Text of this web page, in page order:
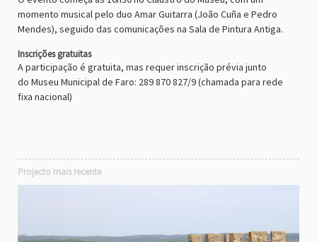
momento musical pelo duo Amar Guitarra (João Cuña e Pedro
Mendes), seguido das comunicações na Sala de Pintura Antiga.
Inscrições gratuitas
A participação é gratuita, mas requer inscrição prévia junto
do Museu Municipal de Faro: 289 870 827/9(chamada para rede
fixa nacional)
Projecto mais recente